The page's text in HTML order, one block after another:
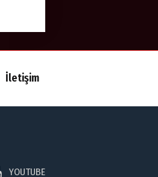
İletişim
YOUTUBE